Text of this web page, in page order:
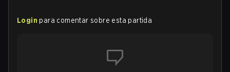
Login para comentar sobre esta partida